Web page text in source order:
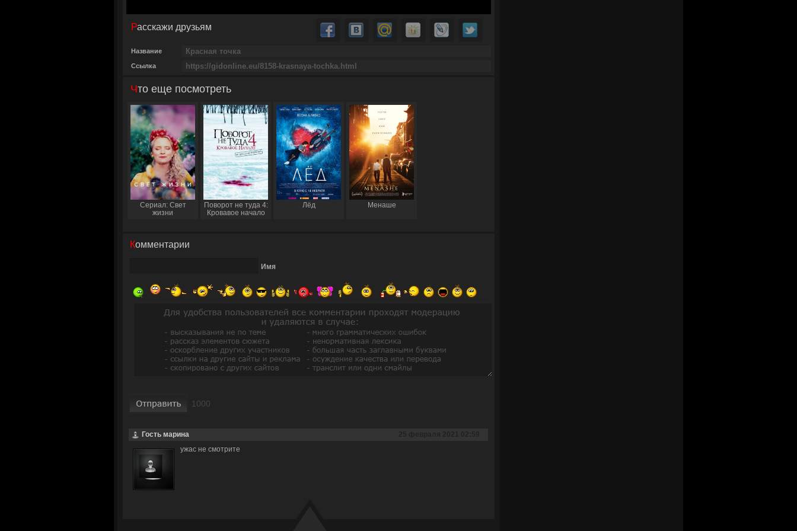
Расскажи друзьям
Название
Ссылка
Что еще посмотреть
Сериал: Свет
жизни
Поворот не туда 4:
Кровавое начало
Лёд Менаше
Комментарии
Имя
Гость марина
ужас не смотрите